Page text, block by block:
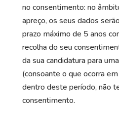
no consentimento: no
apreço, os seus dados
prazo máximo de 5 anos
recolha do seu
da sua candidatura para
(consoante o que ocorra
dentro deste período, não
consentimento.